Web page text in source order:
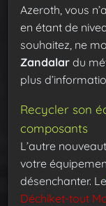
Azeroth, vous
en étant de
souhaitez, ne
Zandalar du
plus
Recycler son
composants
L’autre
votre
désenchanter. Le
Déchiket-tout